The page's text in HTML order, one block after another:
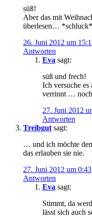
süß!
Aber das mit
überlesen… *schluck*
26. Juni 2012 um
Antworten
Eva sagt:
süß und frech!
Ich versuche
verrinnt …
27. Juni 2012
Antworten
Treibgut sagt:
… und ich möchte
das erlauben sie nie.
27. Juni 2012 um 0:43
Antworten
Eva sagt:
Stimmt, da
lässt sich auch